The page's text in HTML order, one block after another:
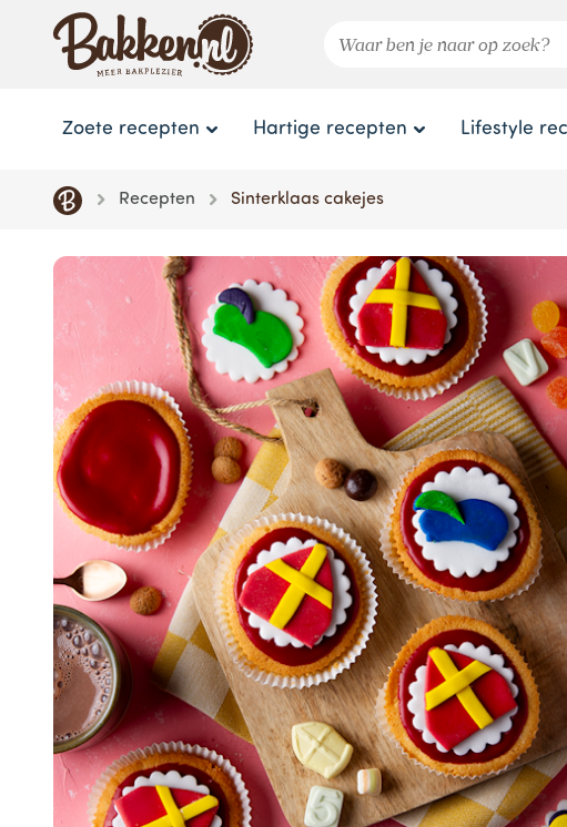
Zoete recepten Hartige recepten Lifestyle
Recepten Sinterklaas cakejes